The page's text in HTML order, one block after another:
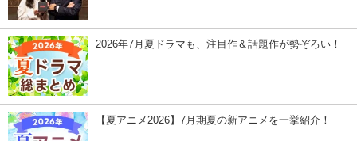
2026年7月夏ドラマも、注目作＆話題作が勢ぞろい！
【夏アニメ2026】7月期夏の新アニメを一挙紹介！